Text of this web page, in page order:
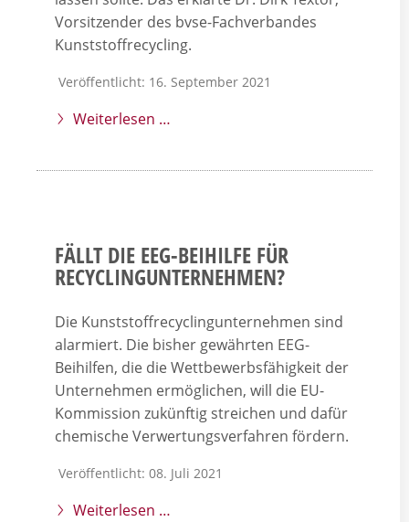
Vorsitzender des bvse-Fachverbandes
Kunststoffrecycling.
Veröffentlicht: 16. September 2021
Weiterlesen …
FÄLLT DIE EEG-BEIHILFE FÜR
RECYCLINGUNTERNEHMEN?
Die Kunststoffrecyclingunternehmen sind
alarmiert. Die bisher gewährten EEG-
Beihilfen, die die Wettbewerbsfähigkeit der
Unternehmen ermöglichen, will die EU-
Kommission zukünftig streichen und dafür
chemische Verwertungsverfahren fördern.
Veröffentlicht: 08. Juli 2021
Weiterlesen …